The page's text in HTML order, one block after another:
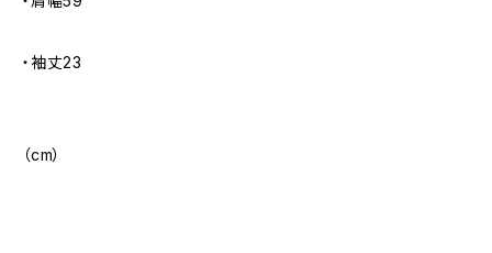
・袖丈23
（cm）